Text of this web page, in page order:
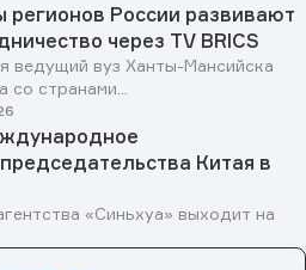
России развивают
через TV BRICS
ведущий вуз Ханты-Мансийска
странами...
Китая в
«Синьхуа» выходит на